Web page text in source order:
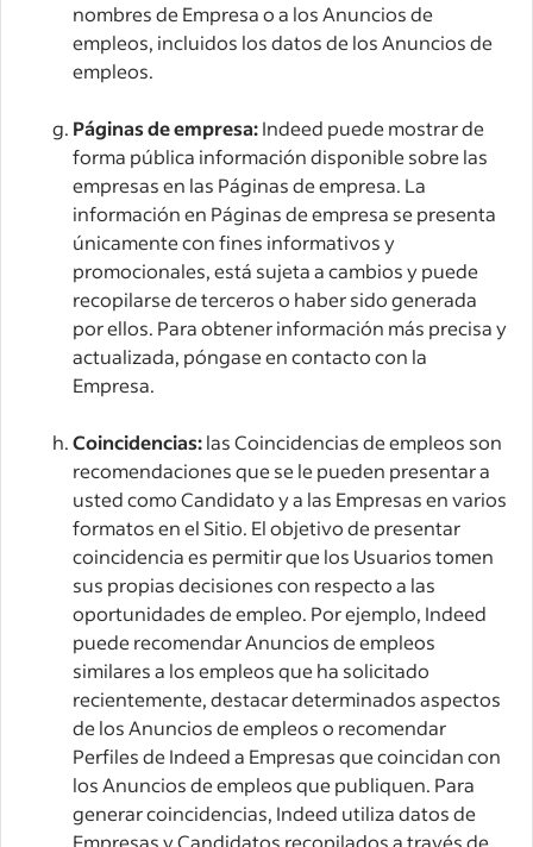
nombres de Empresa o a los Anuncios de
empleos, incluidos los datos de los Anuncios de
empleos.
Páginas de empresa:Indeed puede mostrar de
forma pública información disponible sobre las
empresas en las Páginas de empresa. La
información en Páginas de empresa se presenta
únicamente con fines informativos y
promocionales, está sujeta a cambios y puede
recopilarse de terceros o haber sido generada
por ellos. Para obtener información más precisa y
actualizada, póngase en contacto con la
Empresa.
Coincidencias:las Coincidencias de empleos son
recomendaciones que se le pueden presentar a
usted como Candidato y a las Empresas en varios
formatos en el Sitio. El objetivo de presentar
coincidencia es permitir que los Usuarios tomen
sus propias decisiones con respecto a las
oportunidades de empleo. Por ejemplo, Indeed
puede recomendar Anuncios de empleos
similares a los empleos que ha solicitado
recientemente, destacar determinados aspectos
de los Anuncios de empleos o recomendar
Perfiles de Indeed a Empresas que coincidan con
los Anuncios de empleos que publiquen. Para
generar coincidencias, Indeed utiliza datos de
Empresas y Candidatos recopilados a través de